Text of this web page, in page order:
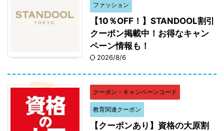
ファッション
【10％OFF！】STANDOOL割引
クーポン掲載中！お得なキャン
ペーン情報も！
2026/8/6
クーポン・キャンペーンコード
教育関連クーポン
【クーポンあり】資格の大原割